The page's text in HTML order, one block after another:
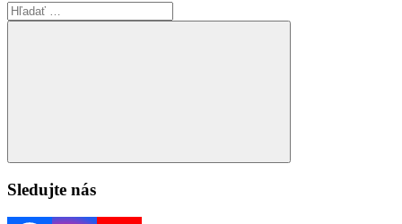
Search
for:
Search
Sledujte nás